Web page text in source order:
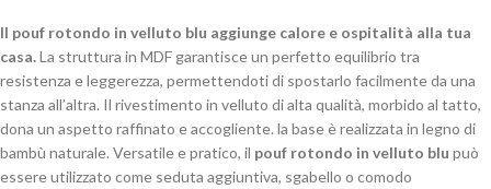
Il pouf rotondo in velluto blu aggiunge calore e ospitalità alla tua
casa.La struttura in MDF garantisce un perfetto equilibrio tra
resistenza e leggerezza, permettendoti di spostarlo facilmente da una
stanza all’altra. Il rivestimento in velluto di alta qualità, morbido al tatto,
dona un aspetto raffinato e accogliente. la base è realizzata in legno di
bambù naturale. Versatile e pratico, il pouf rotondo in velluto blu può
essere utilizzato come seduta aggiuntiva, sgabello o comodo